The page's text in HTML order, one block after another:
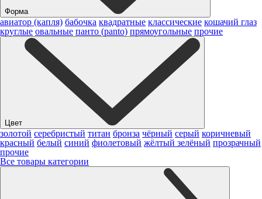
Форма
авиатор (капля) бабочка квадратные классические кошачий глаз
круглые овальные панто (panto) прямоугольные прочие
Цвет
золотой серебристый титан бронза чёрный серый коричневый
красный белый синий фиолетовый жёлтый зелёный прозрачный
прочие
Все товары категории